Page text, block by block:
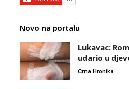
Novo na portalu
Lukavac:
udario u
Crna Hronika